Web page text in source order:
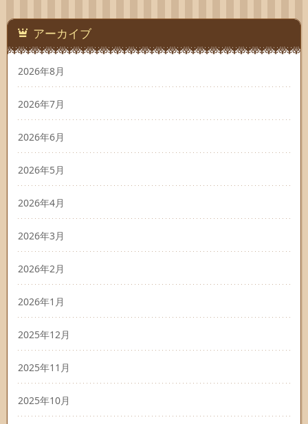
アーカイブ
2026年8月
2026年7月
2026年6月
2026年5月
2026年4月
2026年3月
2026年2月
2026年1月
2025年12月
2025年11月
2025年10月